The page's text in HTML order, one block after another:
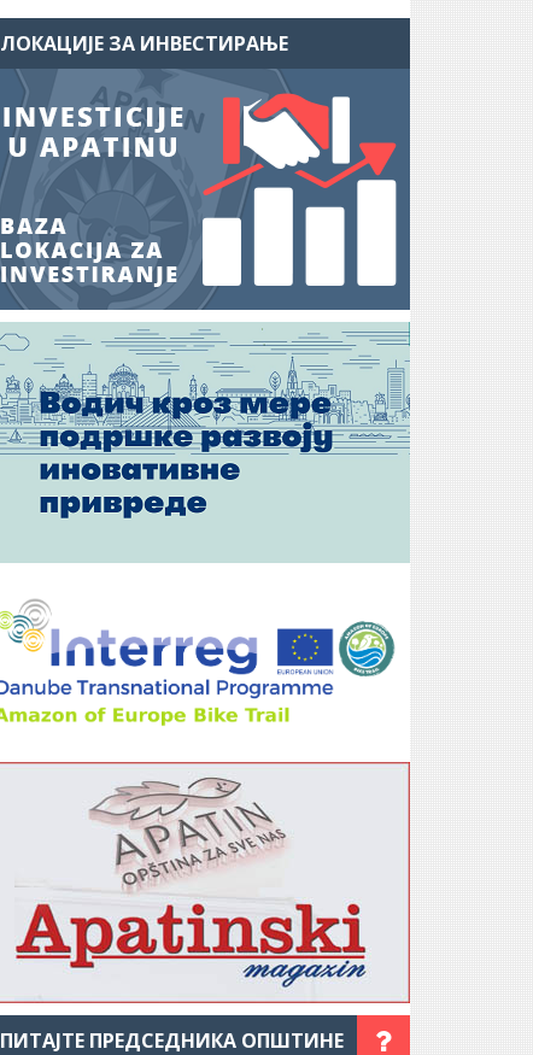
ЛОКАЦИЈЕ ЗА ИНВЕСТИРАЊЕ
ПИТАЈТЕ ПРЕДСЕДНИКА ОПШТИНЕ